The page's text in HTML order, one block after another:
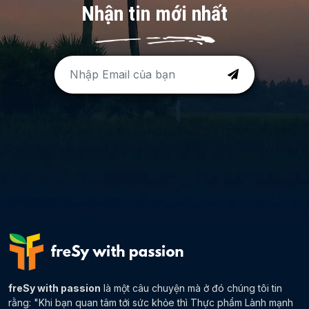
Nhận tin mới nhất
freSy with passion là một câu chuyện mà ở đó chúng tôi tin
rằng: "Khi bạn quan tâm tới sức khỏe thì Thực phẩm Lành mạnh